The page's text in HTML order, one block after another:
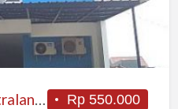
Rp 550.000
Kost Putri Wiyung Citraland Surabaya